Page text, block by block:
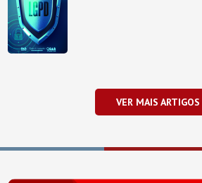
VER MAIS ARTIGOS